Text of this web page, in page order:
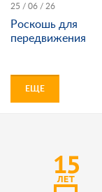
25 / 06 / 26
Роскошь для
передвижения
ЕЩЕ